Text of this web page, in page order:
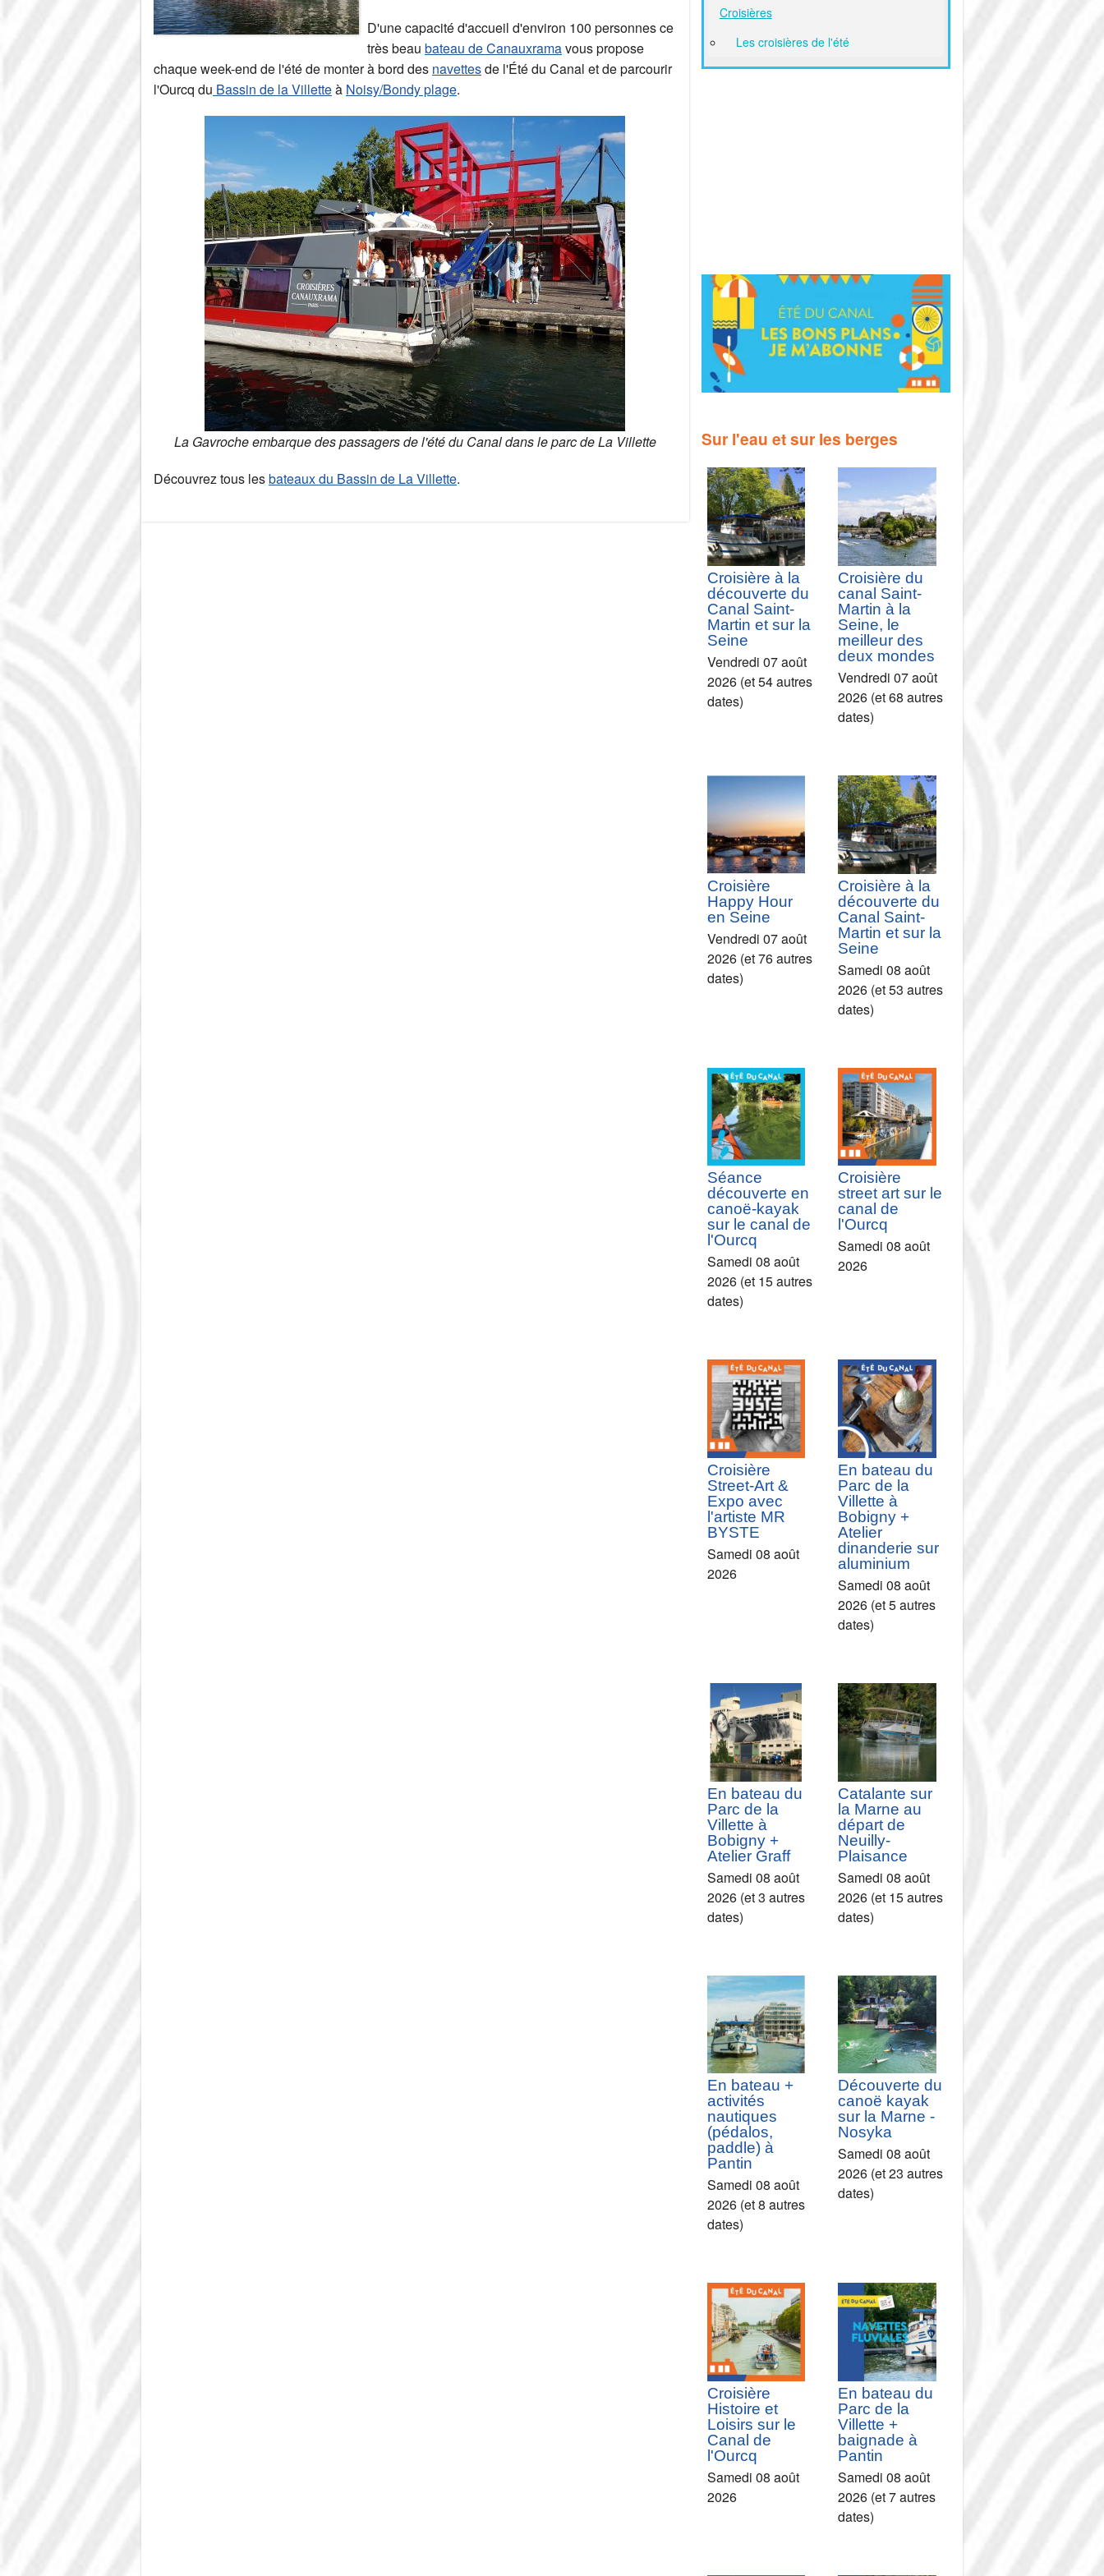
D'une capacité d'accueil d'environ 100 personnes ce
très beau bateau de Canauxramavous propose
chaque week-end de l'été de monter à bord des navettesde l'Été du Canal et de parcourir
l'Ourcq du Bassin de la Villetteà Noisy/Bondy plage.
La Gavroche embarque des passagers de l'été du Canal dans le parc de La Villette
Découvrez tous lesbateaux du Bassin de La Villette.
Croisières
Les croisières de l'été
Sur l'eau et sur les berges
Croisière à la
découverte du
Canal Saint-
Martin et sur la
Seine
Vendredi 07 août
2026 (et 54 autres
dates)
Croisière du
canal Saint-
Martin à la
Seine, le
meilleur des
deux mondes
Vendredi 07 août
2026 (et 68 autres
dates)
Croisière
Happy Hour
en Seine
Vendredi 07 août
2026 (et 76 autres
dates)
Croisière à la
découverte du
Canal Saint-
Martin et sur la
Seine
Samedi 08 août
2026 (et 53 autres
dates)
Séance
découverte en
canoë-kayak
sur le canal de
l'Ourcq
Samedi 08 août
2026 (et 15 autres
dates)
Croisière
street art sur le
canal de
l'Ourcq
Samedi 08 août
2026
Croisière
Street-Art &
Expo avec
l'artiste MR
BYSTE
Samedi 08 août
2026
En bateau du
Parc de la
Villette à
Bobigny +
Atelier
dinanderie sur
aluminium
Samedi 08 août
2026 (et 5 autres
dates)
En bateau du
Parc de la
Villette à
Bobigny +
Atelier Graff
Samedi 08 août
2026 (et 3 autres
dates)
Catalante sur
la Marne au
départ de
Neuilly-
Plaisance
Samedi 08 août
2026 (et 15 autres
dates)
En bateau +
activités
nautiques
(pédalos,
paddle) à
Pantin
Samedi 08 août
2026 (et 8 autres
dates)
Découverte du
canoë kayak
sur la Marne -
Nosyka
Samedi 08 août
2026 (et 23 autres
dates)
Croisière
Histoire et
Loisirs sur le
Canal de
l'Ourcq
Samedi 08 août
2026
En bateau du
Parc de la
Villette +
baignade à
Pantin
Samedi 08 août
2026 (et 7 autres
dates)